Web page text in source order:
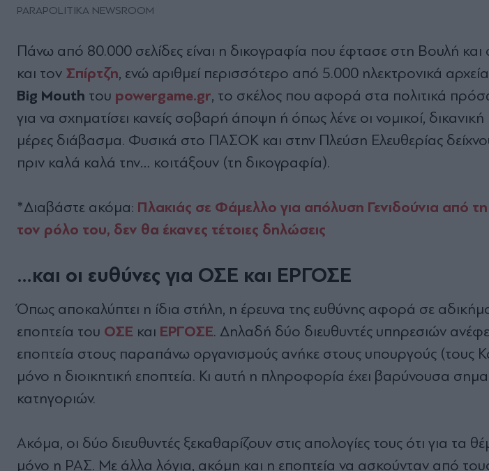
PARAPOLITIKA NEWSROOM
Πάνω από 80.000 σελίδες είναι η δικογραφία που έφτασε στη Βουλή και
και τον Σπίρτζη, ενώ αριθμεί περισσότερο από 5.000 ηλεκτρονικά
Big Mouth του powergame.gr, το σκέλος που αφορά στα πολιτικά
για να σχηματίσει κανείς σοβαρή άποψη ή όπως λένε οι νομικοί, δικανική
μέρες διάβασμα. Φυσικά στο ΠΑΣΟΚ και στην Πλεύση Ελευθερίας
πριν καλά καλά την… κοιτάξουν (τη δικογραφία).
*Διαβάστε ακόμα: Πλακιάς σε Φάμελλο για απόλυση Γενιδούνια από
τον ρόλο του, δεν θα έκανες τέτοιες δηλώσεις
…και οι ευθύνες για ΟΣΕ και ΕΡΓΟΣΕ
Όπως αποκαλύπτει η ίδια στήλη, η έρευνα της ευθύνης αφορά σε
εποπτεία του ΟΣΕ και ΕΡΓΟΣΕ. Δηλαδή δύο διευθυντές υπηρεσιών
εποπτεία στους παραπάνω οργανισμούς ανήκε στους υπουργούς (τους
μόνο η διοικητική εποπτεία. Κι αυτή η πληροφορία έχει βαρύνουσα
κατηγοριών.
Ακόμα, οι δύο διευθυντές ξεκαθαρίζουν στις απολογίες τους ότι για τα
μόνο η ΡΑΣ. Με άλλα λόγια, ακόμη και η εποπτεία να ασκούνταν από